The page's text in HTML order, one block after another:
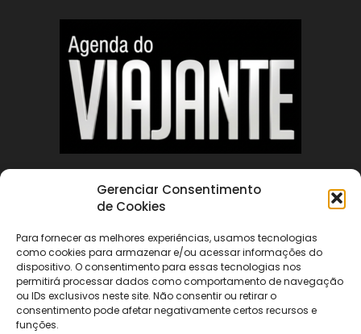
Gerenciar Consentimento
de Cookies
Para fornecer as melhores experiências, usamos tecnologias
como cookies para armazenar e/ou acessar informações do
dispositivo. O consentimento para essas tecnologias nos
permitirá processar dados como comportamento de navegação
ou IDs exclusivos neste site. Não consentir ou retirar o
consentimento pode afetar negativamente certos recursos e
funções.
ABOUT US
FOLLOW US